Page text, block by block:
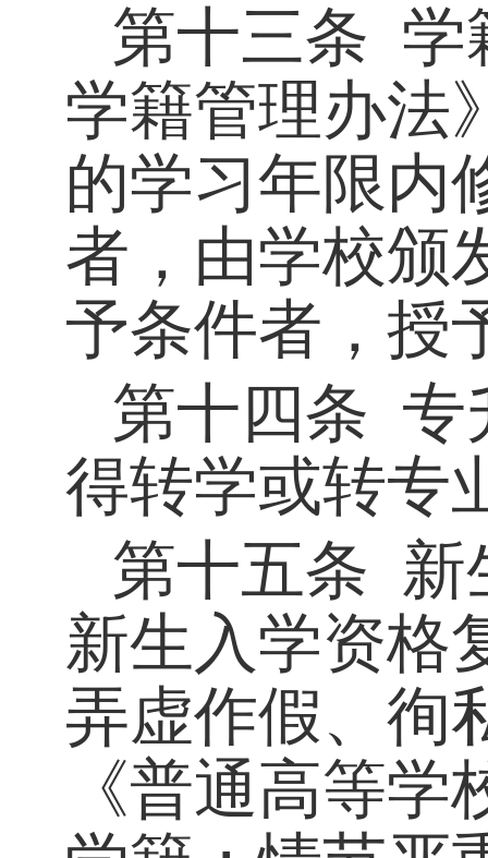
第十三条 学
学籍管理办法
的学习年限内
者， 由学校颁
予条件者，授
第十四条 专
得转学或转专
第十五条 新
新生入学资格
弄虚作假、徇
《普通高等